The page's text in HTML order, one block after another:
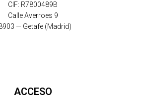
CIF: R7800489B
Calle Averroes 9
— Getafe (Madrid)
ACCESO